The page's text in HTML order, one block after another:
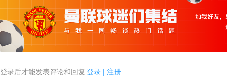
登录后才能发表评论和回复 登录 | 注册